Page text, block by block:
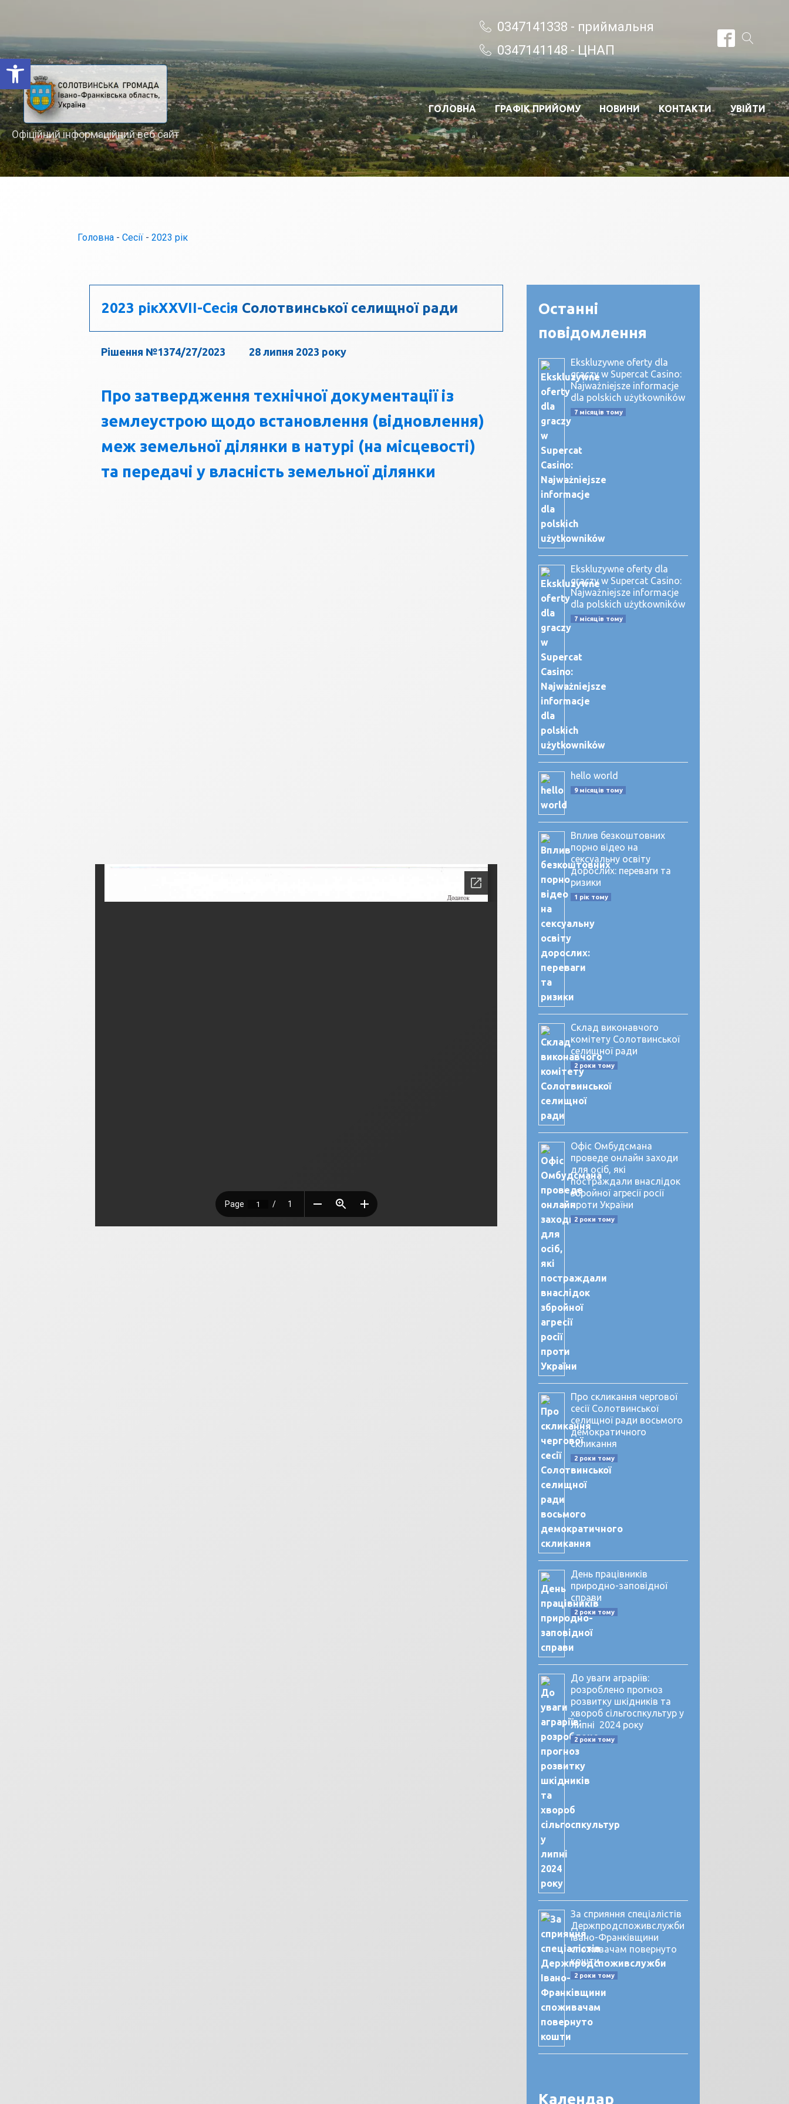
Відкрити Панель інструментів
0347141338 - приймальня
0347141148 - ЦНАП
Офіційний інформаційний веб сайт
ГОЛОВНА ГРАФІК ПРИЙОМУ НОВИНИ КОНТАКТИ УВІЙТИ
Головна - Сесії - 2023 рік
2023 рікХХVII-Сесія Солотвинської селищної ради
Рішення №1374/27/2023 28 липня 2023 року
Про затвердження технічної документації із
землеустрою щодо встановлення (відновлення)
меж земельної ділянки в натурі (на місцевості)
та передачі у власність земельної ділянки
Останні
повідомлення
Ekskluzywne oferty dla
graczy w Supercat Casino:
Najważniejsze informacje
dla polskich użytkowników
7 місяців тому
Ekskluzywne oferty dla
graczy w Supercat Casino:
Najważniejsze informacje
dla polskich użytkowników
7 місяців тому
hello world
9 місяців тому
Вплив безкоштовних
порно відео на
сексуальну освіту
дорослих: переваги та
ризики
1 рік тому
Склад виконавчого
комітету Солотвинської
селищної ради
2 роки тому
Офіс Омбудсмана
проведе онлайн заходи
для осіб, які
постраждали внаслідок
збройної агресії росії
проти України
2 роки тому
Про скликання чергової
сесії Солотвинської
селищної ради восьмого
демократичного
скликання
2 роки тому
День працівників
природно-заповідної
справи
2 роки тому
До уваги аграріїв:
розроблено прогноз
розвитку шкідників та
хвороб сільгоспкультур у
липні 2024 року
2 роки тому
За сприяння спеціалістів
Держпродспоживслужби
Івано-Франківщини
споживачам повернуто
кошти
2 роки тому
Календар